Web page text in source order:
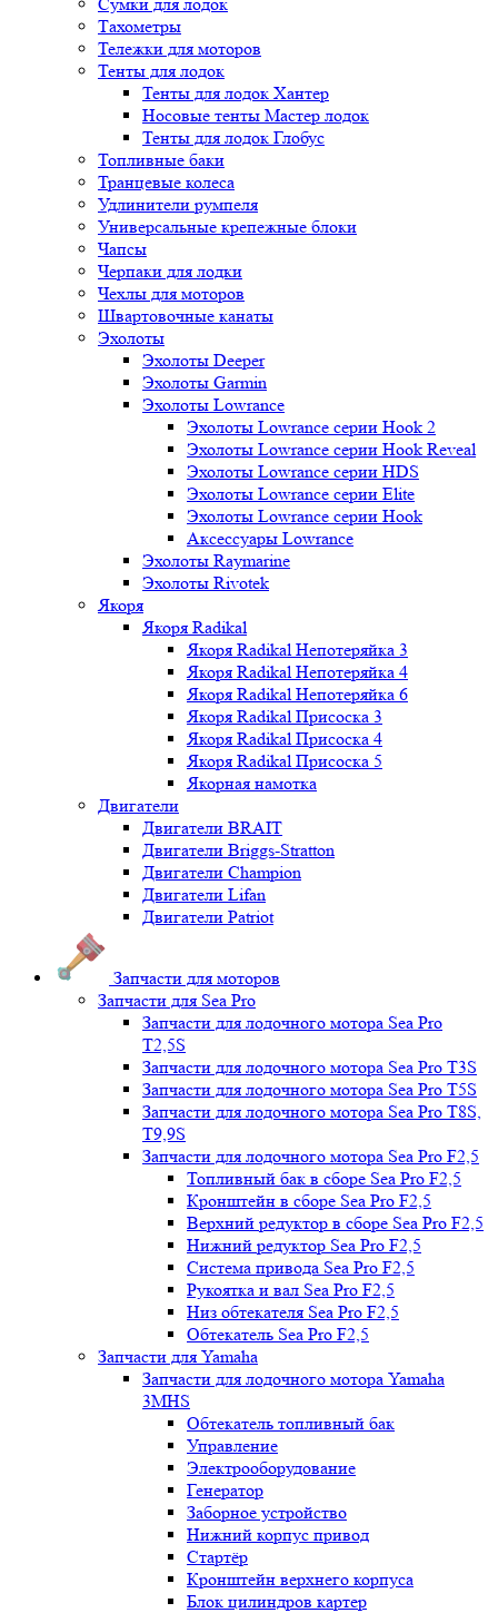
Тахометры
Тележки для моторов
Тенты для лодок
Тенты для лодок Хантер
Носовые тенты Мастер лодок
Тенты для лодок Глобус
Топливные баки
Транцевые колеса
Удлинители румпеля
Универсальные крепежные блоки
Чапсы
Черпаки для лодки
Чехлы для моторов
Швартовочные канаты
Эхолоты
Эхолоты Deeper
Эхолоты Garmin
Эхолоты Lowrance
Эхолоты Lowrance серии Hook 2
Эхолоты Lowrance серии Hook Reveal
Эхолоты Lowrance серии HDS
Эхолоты Lowrance серии Elite
Эхолоты Lowrance серии Hook
Аксессуары Lowrance
Эхолоты Raymarine
Эхолоты Rivotek
Якоря
Якоря Radikal
Якоря Radikal Непотеряйка 3
Якоря Radikal Непотеряйка 4
Якоря Radikal Непотеряйка 6
Якоря Radikal Присоска 3
Якоря Radikal Присоска 4
Якоря Radikal Присоска 5
Якорная намотка
Двигатели
Двигатели BRAIT
Двигатели Briggs-Stratton
Двигатели Champion
Двигатели Lifan
Двигатели Patriot
Запчасти для моторов
Запчасти для Sea Pro
Запчасти для лодочного мотора Sea Pro
Т2,5S
Запчасти для лодочного мотора Sea Pro Т3S
Запчасти для лодочного мотора Sea Pro Т5S
Запчасти для лодочного мотора Sea Pro Т8S,
T9,9S
Запчасти для лодочного мотора Sea Pro F2,5
Топливный бак в сборе Sea Pro F2,5
Кронштейн в сборе Sea Pro F2,5
Верхний редуктор в сборе Sea Pro F2,5
Нижний редуктор Sea Pro F2,5
Система привода Sea Pro F2,5
Рукоятка и вал Sea Pro F2,5
Низ обтекателя Sea Pro F2,5
Обтекатель Sea Pro F2,5
Запчасти для Yamaha
Запчасти для лодочного мотора Yamaha
3MHS
Обтекатель топливный бак
Управление
Электрооборудование
Генератор
Заборное устройство
Нижний корпус привод
Стартёр
Кронштейн верхнего корпуса
Блок цилиндров картер